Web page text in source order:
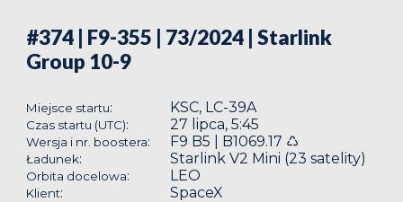
#374 | F9-355 | 73/2024 | Starlink
Group 10-9
Miejsce startu: KSC, LC-39A
Czas startu (UTC): 27 lipca, 5:45
Wersja i nr. boostera: F9 B5 | B1069.17 ♺
Ładunek: Starlink V2 Mini (23 satelity)
Orbita docelowa: LEO
Klient: SpaceX